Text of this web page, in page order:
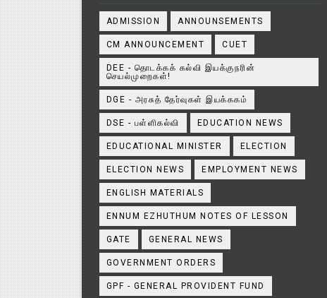
ADMISSION ANNOUNSEMENTS
CM ANNOUNCEMENT CUET
DEE - தொடக்கக் கல்வி இயக்குநரின்
செயல்முறைகள்!
DGE - அரசுத் தேர்வுகள் இயக்ககம்
DSE - பள்ளிகல்வி EDUCATION NEWS
EDUCATIONAL MINISTER ELECTION
ELECTION NEWS EMPLOYMENT NEWS
ENGLISH MATERIALS
ENNUM EZHUTHUM NOTES OF LESSON
GATE GENERAL NEWS
GOVERNMENT ORDERS
GPF - GENERAL PROVIDENT FUND